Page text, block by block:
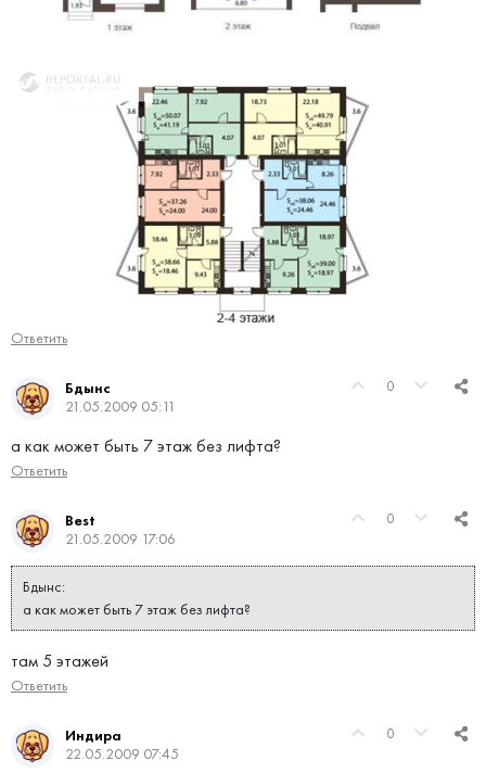
Ответить
0
Бдынс
21.05.2009 05:11
а как может быть 7 этаж без лифта?
Ответить
0
Best
21.05.2009 17:06
Бдынс:
а как может быть 7 этаж без лифта?
там 5 этажей
Ответить
0
Индира
22.05.2009 07:45